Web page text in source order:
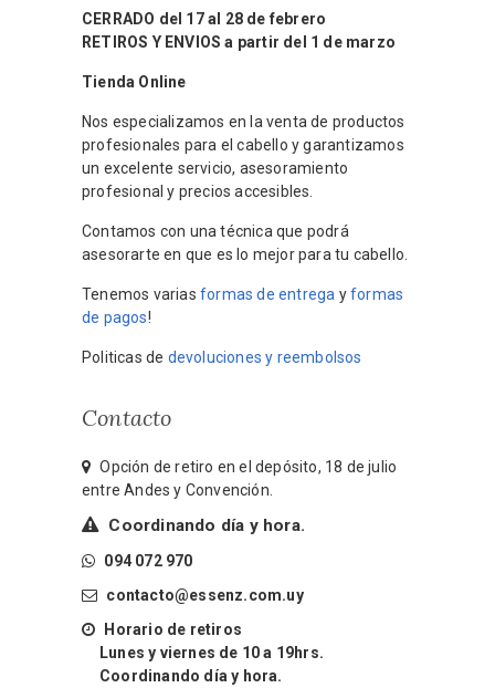
CERRADO del 17 al 28 de febrero
RETIROS Y ENVIOS a partir del 1 de marzo
Tienda Online
Nos especializamos en la venta de productos
profesionales para el cabello y garantizamos
un excelente servicio, asesoramiento
profesional y precios accesibles.
Contamos con una técnica que podrá
asesorarte en que es lo mejor para tu cabello.
Tenemos varias formas de entrega yformas
de pagos!
Politicas de devoluciones y reembolsos
Contacto
Opción de retiro en el depósito, 18 de julio
entre Andes y Convención.
Coordinando día y hora.
094 072 970
contacto@essenz.com.uy
Horario de retiros
Lunes y viernes de 10 a 19hrs.
Coordinando día y hora.